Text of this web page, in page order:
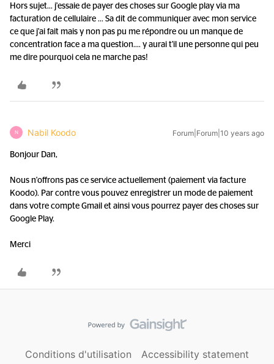
Hors sujet... j'essaie de payer des choses sur Google play via ma
facturation de cellulaire ... Sa dit de communiquer avec mon service
ce que j'ai fait mais y non pas pu me répondre ou un manque de
concentration face a ma question.... y aurai t'il une personne qui peu
me dire pourquoi cela ne marche pas!
N Nabil Koodo Forum|Forum|10 years ago
Bonjour Dan,
Nous n'offrons pas ce service actuellement (paiement via facture
Koodo). Par contre vous pouvez enregistrer un mode de paiement
dans votre compte Gmail et ainsi vous pourrez payer des choses sur
Google Play.
Merci
Conditions d'utilisation Accessibility statement